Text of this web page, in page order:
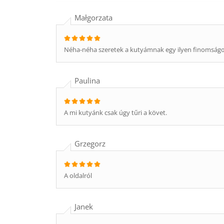
Małgorzata
Néha-néha szeretek a kutyámnak egy ilyen
Paulina
A mi kutyánk csak úgy tűri a követ.
Grzegorz
A oldalról
Janek